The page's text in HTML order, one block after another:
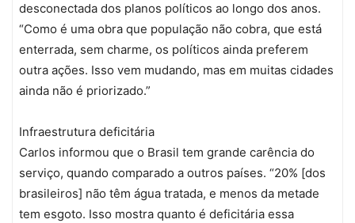
desconectada dos planos políticos ao longo dos anos.
“Como é uma obra que população não cobra, que está
enterrada, sem charme, os políticos ainda preferem
outra ações. Isso vem mudando, mas em muitas cidades
ainda não é priorizado.”
Infraestrutura deficitária
Carlos informou que o Brasil tem grande carência do
serviço, quando comparado a outros países. “20% [dos
brasileiros] não têm água tratada, e menos da metade
tem esgoto. Isso mostra quanto é deficitária essa